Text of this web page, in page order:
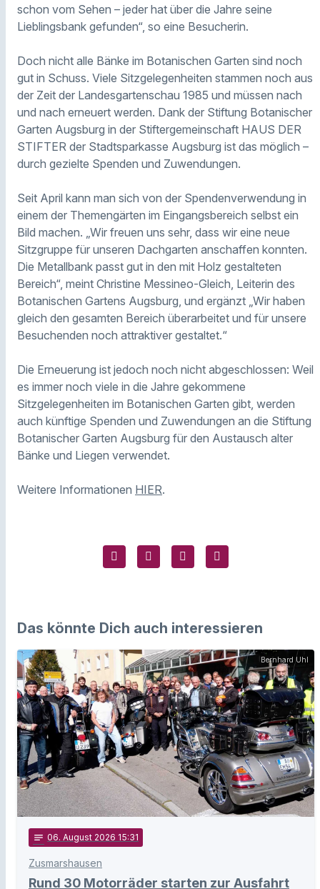
schon vom Sehen – jeder hat über die Jahre seine
Lieblingsbank gefunden“, so eine Besucherin.
Doch nicht alle Bänke im Botanischen Garten sind noch
gut in Schuss. Viele Sitzgelegenheiten stammen noch aus
der Zeit der Landesgartenschau 1985 und müssen nach
und nach erneuert werden. Dank der Stiftung Botanischer
Garten Augsburg in der Stiftergemeinschaft HAUS DER
STIFTER der Stadtsparkasse Augsburg ist das möglich –
durch gezielte Spenden und Zuwendungen.
Seit April kann man sich von der Spendenverwendung in
einem der Themengärten im Eingangsbereich selbst ein
Bild machen. „Wir freuen uns sehr, dass wir eine neue
Sitzgruppe für unseren Dachgarten anschaffen konnten.
Die Metallbank passt gut in den mit Holz gestalteten
Bereich“, meint Christine Messineo-Gleich, Leiterin des
Botanischen Gartens Augsburg, und ergänzt „Wir haben
gleich den gesamten Bereich überarbeitet und für unsere
Besuchenden noch attraktiver gestaltet.“
Die Erneuerung ist jedoch noch nicht abgeschlossen: Weil
es immer noch viele in die Jahre gekommene
Sitzgelegenheiten im Botanischen Garten gibt, werden
auch künftige Spenden und Zuwendungen an die Stiftung
Botanischer Garten Augsburg für den Austausch alter
Bänke und Liegen verwendet.
Weitere Informationen HIER.
Das könnte Dich auch interessieren
Bernhard Uhl
notes 06. August 2026 15:31
Zusmarshausen
Rund 30 Motorräder starten zur Ausfahrt